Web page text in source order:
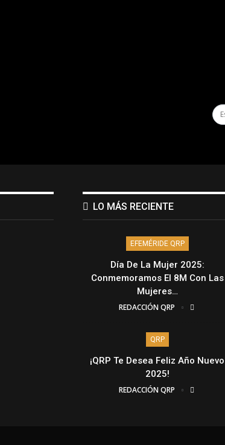
LO MÁS RECIENTE
EFEMÉRIDE QRP
Día De La Mujer 2025:
Conmemoramos El 8M Con Las
Mujeres…
REDACCIÓN QRP
QRP
¡QRP Te Desea Feliz Año Nuevo
2025!
REDACCIÓN QRP